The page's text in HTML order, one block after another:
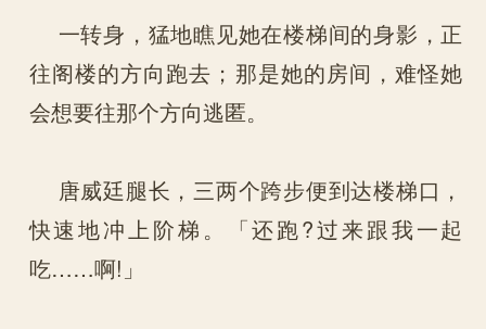
一转身，猛地瞧见她在楼梯间的身影，正
往阁楼的方向跑去；那是她的房间，难怪她
会想要往那个方向逃匿。
唐威廷腿长，三两个跨步便到达楼梯口，
快速地冲上阶梯。「还跑?过来跟我一起
吃……啊!」